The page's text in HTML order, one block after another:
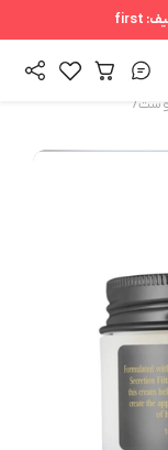
first
/